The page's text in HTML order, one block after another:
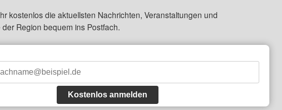
kostenlos die aktuellsten Nachrichten, Veranstaltungen und
Region bequem ins Postfach.
Kostenlos anmelden